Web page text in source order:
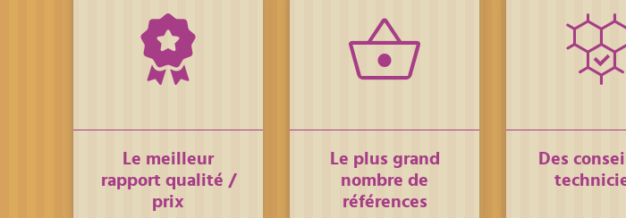
Le meilleur
rapport qualité /
prix
Le plus grand
nombre de
références
Des